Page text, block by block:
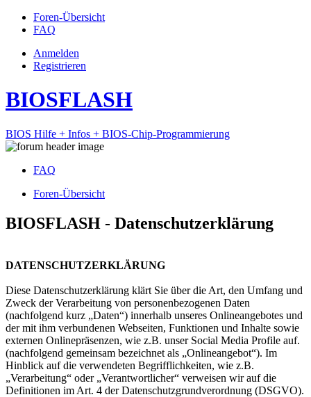
Foren-Übersicht
FAQ
Anmelden
Registrieren
BIOSFLASH
BIOS Hilfe + Infos + BIOS-Chip-Programmierung
FAQ
Foren-Übersicht
BIOSFLASH - Datenschutzerklärung
DATENSCHUTZERKLÄRUNG
Diese Datenschutzerklärung klärt Sie über die Art, den Umfang und
Zweck der Verarbeitung von personenbezogenen Daten
(nachfolgend kurz „Daten“) innerhalb unseres Onlineangebotes und
der mit ihm verbundenen Webseiten, Funktionen und Inhalte sowie
externen Onlinepräsenzen, wie z.B. unser Social Media Profile auf.
(nachfolgend gemeinsam bezeichnet als „Onlineangebot“). Im
Hinblick auf die verwendeten Begrifflichkeiten, wie z.B.
„Verarbeitung“ oder „Verantwortlicher“ verweisen wir auf die
Definitionen im Art. 4 der Datenschutzgrundverordnung (DSGVO).